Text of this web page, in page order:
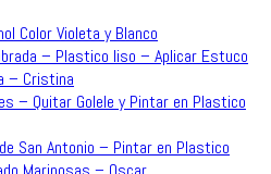
Color Violeta y Blanco
– Plastico liso – Aplicar Estuco
– Cristina
– Quitar Golele y Pintar en Plastico
San Antonio – Pintar en Plastico